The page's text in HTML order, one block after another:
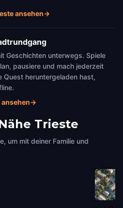
ansehen→
Geschichten unterwegs. Spiele
pausiere und mach jederzeit
Quest heruntergeladen hast,
→
Trieste
um mit deiner Familie und